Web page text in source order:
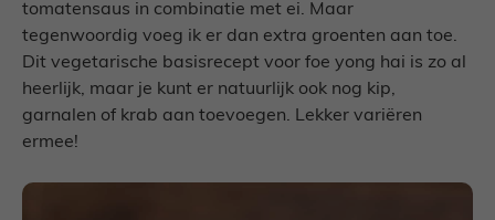
tomatensaus in combinatie met ei. Maar
tegenwoordig voeg ik er dan extra groenten aan toe.
Dit vegetarische basisrecept voor foe yong hai is zo al
heerlijk, maar je kunt er natuurlijk ook nog kip,
garnalen of krab aan toevoegen. Lekker variëren
ermee!